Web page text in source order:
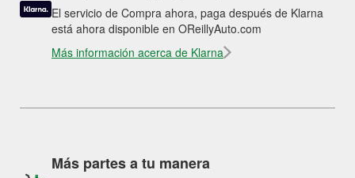
El servicio de Compra ahora, paga después de Klarna
está ahora disponible en OReillyAuto.com
Más información acerca de Klarna
Más partes a tu manera